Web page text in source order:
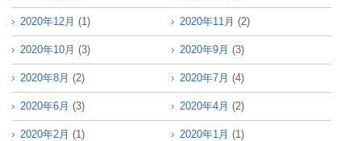
2020年12月 (1) 2020年11月 (2)
2020年10月 (3) 2020年9月 (3)
2020年8月 (2) 2020年7月 (4)
2020年6月 (3) 2020年4月 (2)
2020年2月 (1) 2020年1月 (1)